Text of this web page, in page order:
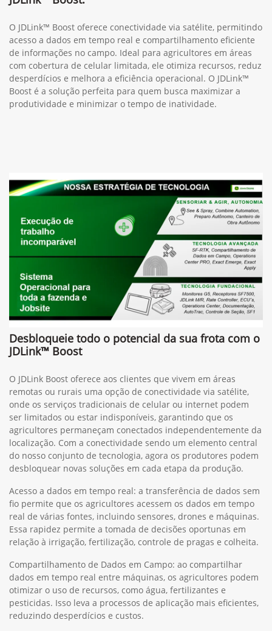
O JDLink™ Boost oferece conectividade via satélite, permitindo
acesso a dados em tempo real e compartilhamento eficiente
de informações no campo. Ideal para agricultores em áreas
com cobertura de celular limitada, ele otimiza recursos, reduz
desperdícios e melhora a eficiência operacional. O JDLink™
Boost é a solução perfeita para quem busca maximizar a
produtividade e minimizar o tempo de inatividade.
Desbloqueie todo o potencial da sua frota com o
JDLink™ Boost
O JDLink Boost oferece aos clientes que vivem em áreas
remotas ou rurais uma opção de conectividade via satélite,
onde os serviços tradicionais de celular ou internet podem
ser limitados ou estar indisponíveis, garantindo que os
agricultores permaneçam conectados independentemente da
localização. Com a conectividade sendo um elemento central
do nosso conjunto de tecnologia, agora os produtores podem
desbloquear novas soluções em cada etapa da produção.
Acesso a dados em tempo real: a transferência de dados sem
fio permite que os agricultores acessem os dados em tempo
real de várias fontes, incluindo sensores, drones e máquinas.
Essa rapidez permite a tomada de decisões oportunas em
relação à irrigação, fertilização, controle de pragas e colheita.
Compartilhamento de Dados em Campo: ao compartilhar
dados em tempo real entre máquinas, os agricultores podem
otimizar o uso de recursos, como água, fertilizantes e
pesticidas. Isso leva a processos de aplicação mais eficientes,
reduzindo desperdícios e custos.